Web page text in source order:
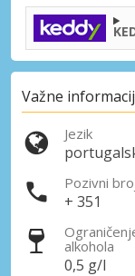
Važne
Jezik
Pozivni
+ 351
alkohola
0,5 g/l